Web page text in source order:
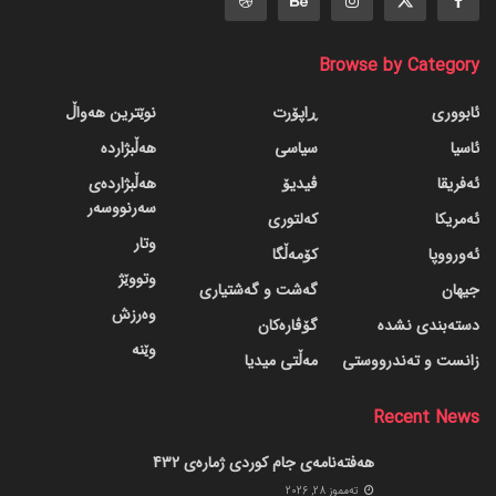
Browse by Category
ئابووری
ئاسیا
ئەفریقا
ئەمریکا
ئەورووپا
جیهان
دسته‌بندی نشده
زانست و تەندرووستی
ڕاپۆرت
سیاسی
ڤیدیۆ
کەلتوری
کۆمەڵگا
گه‌شت و گه‌شتیاری
گۆڤاره‌کان
مەڵتی میدیا
نوێترین هەواڵ
هەڵبژاردە
هەڵبژاردەی
سەرنووسەر
وتار
وتووێژ
وەرزش
وێنە
Recent News
هەفتەنامەی جام کوردی ژمارەی 432
ته‌مموز 28, 2026